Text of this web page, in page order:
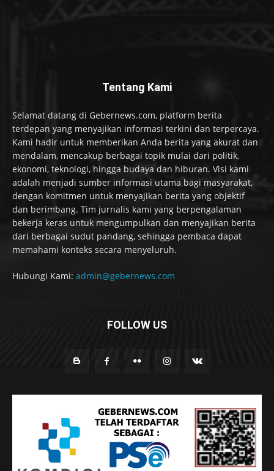
Tentang Kami
Selamat datang di Gebernews.com, platform berita
terdepan yang menyajikan informasi terkini dan terpercaya.
Kami hadir untuk memberikan Anda berita yang akurat dan
mendalam, mencakup berbagai topik mulai dari politik,
ekonomi, teknologi, hingga budaya dan hiburan. Visi kami
adalah menjadi sumber informasi utama bagi masyarakat,
dengan komitmen untuk menyajikan berita yang objektif
dan berimbang. Tim jurnalis kami yang berpengalaman
bekerja keras untuk mengumpulkan dan menyajikan berita
dari berbagai sudut pandang, sehingga pembaca dapat
memahami konteks secara menyeluruh.
Hubungi Kami: admin@gebernews.com
FOLLOW US